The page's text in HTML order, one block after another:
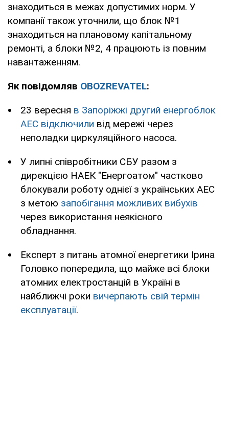
знаходиться в межах допустимих норм. У
компанії також уточнили, що блок №1
знаходиться на плановому капітальному
ремонті, а блоки №2, 4 працюють із повним
навантаженням.
Як повідомляв OBOZREVATEL:
23 вересня в Запоріжжі другий енергоблок
АЕС відключили від мережі через
неполадки циркуляційного насоса.
У липні співробітники СБУ разом з
дирекцією НАЕК "Енергоатом" частково
блокували роботу однієї з українських АЕС
з метою запобігання можливих вибухів
через використання неякісного
обладнання.
Експерт з питань атомної енергетики Ірина
Головко попередила, що майже всі блоки
атомних електростанцій в Україні в
найближчі роки вичерпають свій термін
експлуатації.